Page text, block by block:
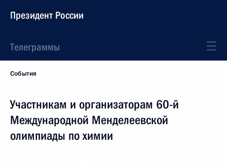
Президент России
Телеграммы
События
Участникам и организаторам 60-й
Международной Менделеевской
олимпиады по химии